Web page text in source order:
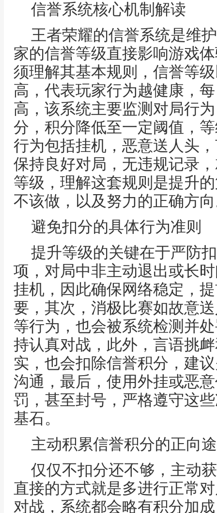
信誉系统核心机制解读
王者荣耀的信誉系统是维
家的信誉等级直接影响游戏
须理解其基本规则，信誉等
高，代表玩家行为越健康，
高，该系统主要监测对局行
分，积分降低至一定阈值，
行为包括挂机，恶意送人头
保持良好对局，无违规记录
等级，理解这套规则是提升
不该做，以及努力的正确方
避免扣分的具体行为准则
提升等级的关键在于严防
项，对局中非主动退出或长
挂机，因此确保网络稳定，
要，其次，消极比赛如故意
等行为，也会被系统检测并
持认真对战，此外，言语挑
实，也会扣除信誉积分，建
沟通，最后，使用外挂或恶
罚，甚至封号，严格遵守这
基石。
主动积累信誉积分的正向
仅仅不扣分还不够，主动
直接的方式就是多进行正常
对战，系统都会略有积分加